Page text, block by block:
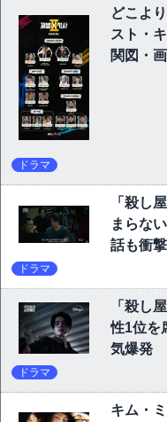
どこよ
スト・
関図・
ドラマ
「殺し
まらな
話も衝
ドラマ
「殺し
性1位を
気爆発
ドラマ
キム・